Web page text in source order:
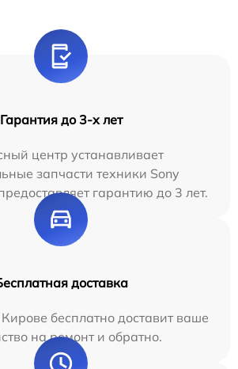
Гарантия до 3-х лет
центр устанавливает
запчасти техники Sony
гарантию до 3 лет.
доставка
бесплатно доставит ваше
на ремонт и обратно.